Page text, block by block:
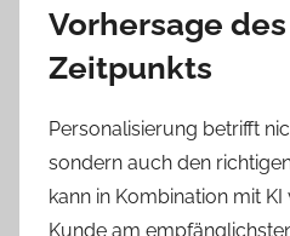
Vorhersage
Zeitpunkts
Personalisierung betrifft
sondern auch den
kann in Kombination mit
Kunde am